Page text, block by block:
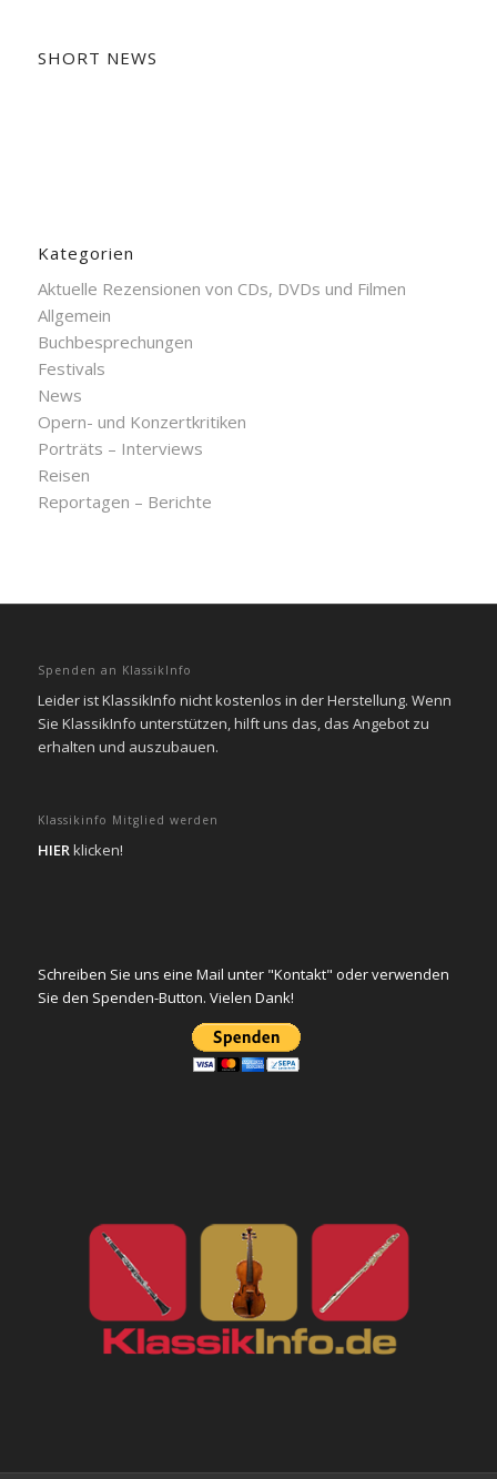
SHORT NEWS
Kategorien
Aktuelle Rezensionen von CDs, DVDs und Filmen
Allgemein
Buchbesprechungen
Festivals
News
Opern- und Konzertkritiken
Porträts – Interviews
Reisen
Reportagen – Berichte
Spenden an KlassikInfo
Leider ist KlassikInfo nicht kostenlos in der Herstellung. Wenn
Sie KlassikInfo unterstützen, hilft uns das, das Angebot zu
erhalten und auszubauen.
Klassikinfo Mitglied werden
HIERklicken!
Schreiben Sie uns eine Mail unter "Kontakt" oder verwenden
Sie den Spenden-Button. Vielen Dank!